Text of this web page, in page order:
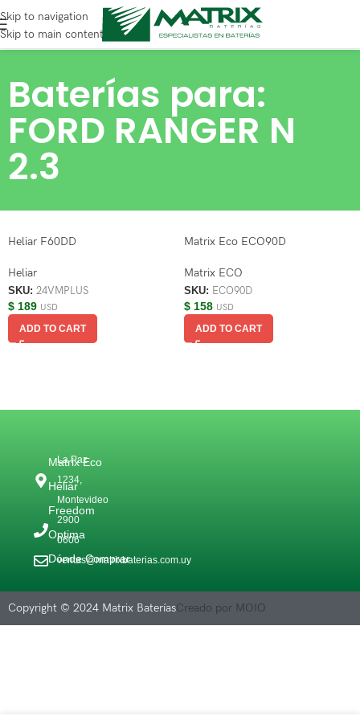
Skip to navigation
Skip to main content
Baterías para:
FORD RANGER N
2.3
Heliar F60DD
Heliar
SKU: 24VMPLUS
$ 189 USD
ADD TO CART
Matrix Eco ECO90D
Matrix ECO
SKU: ECO90D
$ 158 USD
ADD TO CART
La Paz
1234,
Montevideo
2900
0606
ventas@matrixbaterias.com.uy
Matrix Eco
Heliar
Freedom
Optima
Dónde Comprar
Copyright © 2024 Matrix BateríasCreado por MOIO